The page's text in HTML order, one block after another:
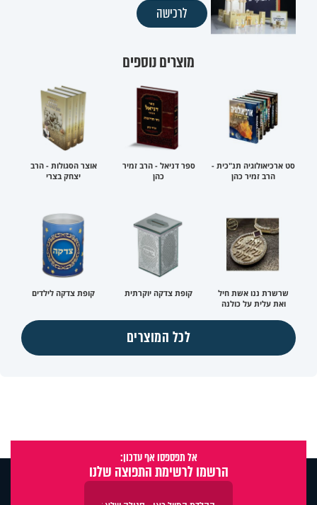
לרכישה
מוצרים נוספים
סט ארכיאולוגיה תנ"כית -
הרב זמיר כהן
ספר דניאל - הרב זמיר
כהן
אוצר הסגולות - הרב
יצחק בצרי
שרשרת ננו אשת חיל
ואת עלית על כולנה
קופת צדקה יוקרתית קופת צדקה לילדים
לכל המוצרים
אל תפספסו אף עדכון:
הרשמו לרשימת התפוצה שלנו